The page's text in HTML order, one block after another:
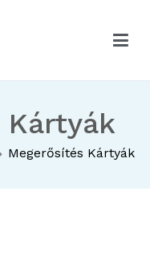
Megerősítés Kártyák